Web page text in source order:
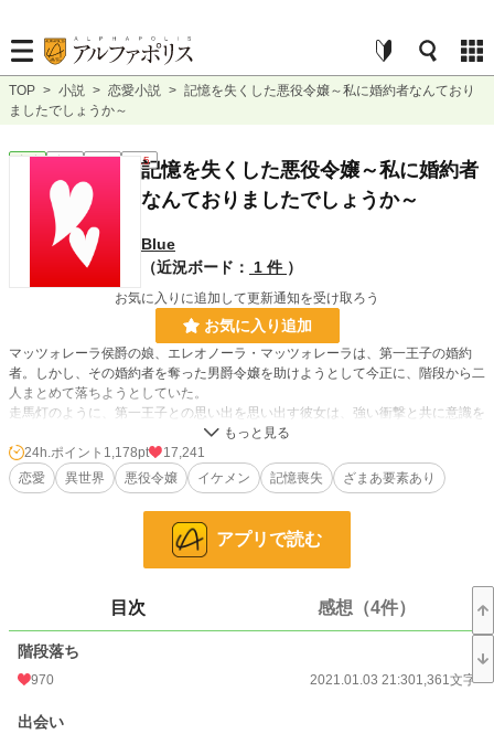
TOP > 小説 > 恋愛小説 > 記憶を失くした悪役令嬢～私に婚約者なんており
ましたでしょうか～
恋愛 完結 短編 R15記憶を失くした悪役令嬢～私に婚約者
なんておりましたでしょうか～
Blue
（近況ボード：
1 件 ）
お気に入りに追加して更新通知を受け取ろう
お気に入り追加
マッツォレーラ侯爵の娘、エレオノーラ・マッツォレーラは、第一王子の婚約
者。しかし、その婚約者を奪った男爵令嬢を助けようとして今正に、階段から二
人まとめて落ちようとしていた。
走馬灯のように、第一王子との思い出を思い出す彼女は、強い衝撃と共に意識を
小説 1,097 位 / 228,746 件
628 位 / 66,363 件
1,178 pt
文字数 41,813
更新日時
初回公開日時
24h.ポイント 1,178pt
17,241
恋愛
異世界 悪役令嬢 イケメン 記憶喪失 ざまあ要素あり
アプリで読む
目次 感想（4件）
階段落ち
970 2021.01.03 21:301,361文字
出会い